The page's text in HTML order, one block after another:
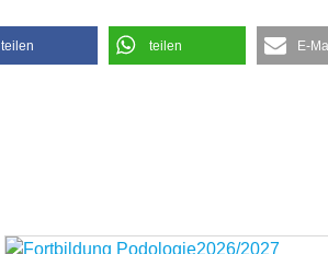
teilen teilen E-